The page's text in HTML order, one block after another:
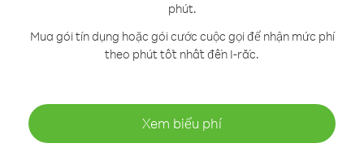
phút.
Mua gói tín dụng hoặc gói cước cuộc gọi để nhận mức phí
theo phút tốt nhất đến I-rắc.
Xem biểu phí